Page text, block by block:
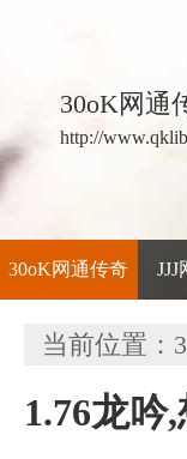
30oK网通
http://
30oK网通传奇
当前位置：
1.76龙吟